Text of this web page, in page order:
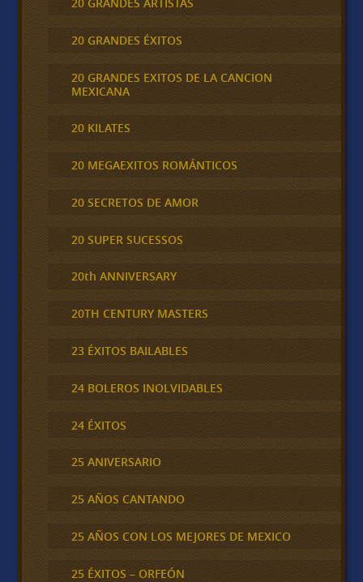
20 GRANDES ÉXITOS
20 GRANDES EXITOS DE LA CANCION
MEXICANA
20 KILATES
20 MEGAEXITOS ROMÁNTICOS
20 SECRETOS DE AMOR
20 SUPER SUCESSOS
20th ANNIVERSARY
20TH CENTURY MASTERS
23 ÉXITOS BAILABLES
24 BOLEROS INOLVIDABLES
24 ÉXITOS
25 ANIVERSARIO
25 AÑOS CANTANDO
25 AÑOS CON LOS MEJORES DE MEXICO
25 ÉXITOS – ORFEÓN